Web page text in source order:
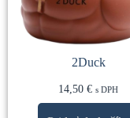
2Duck
14,50 € s DPH